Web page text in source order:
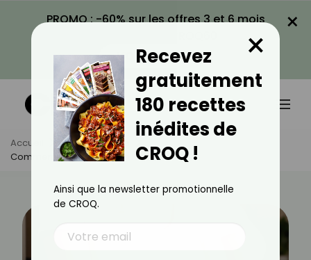
PROMO : -60% sur les offres 3 et 6 mois
VOIR LA PROMO
×
Accueil Actus
Santé
Comment Guérir Une Gale Rapidement ?
Recevez
gratuitement
180 recettes
inédites de
CROQ !
×
Ainsi que la newsletter promotionnelle
de CROQ.